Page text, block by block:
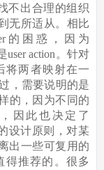
不出合理的组织
无所适从。相比
的困惑，因为
user action。针对
将两者映射在一
，需要说明的是
的，因为不同的
因此也决定了
设计原则，对某
出一些可复用的
得推荐的。很多